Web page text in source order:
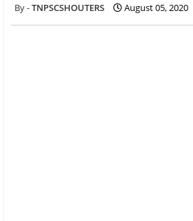
TNPSCSHOUTERS August 05, 2020